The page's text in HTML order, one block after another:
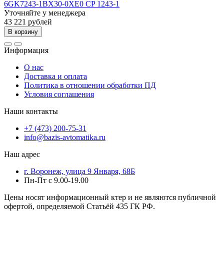
6GK7243-1BX30-0XE0 CP 1243-1
Уточняйте у менеджера
43 221 рублей
В корзину
Информация
О нас
Доставка и оплата
Политика в отношении обработки ПД
Условия соглашения
Наши контакты
+7 (473) 200-75-31
info@bazis-avtomatika.ru
Наш адрес
г. Воронеж, улица 9 Января, 68Б
Пн-Пт с 9.00-19.00
Цены носят информационный ктер и не являются публичной
офертой, определяемой Статьёй 435 ГК РФ.